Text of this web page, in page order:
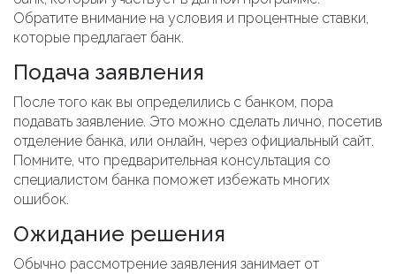
Обратите внимание на условия и процентные ставки,
которые предлагает банк.
Подача заявления
После того как вы определились с банком, пора
подавать заявление. Это можно сделать лично, посетив
отделение банка, или онлайн, через официальный сайт.
Помните, что предварительная консультация со
специалистом банка поможет избежать многих
ошибок.
Ожидание решения
Обычно рассмотрение заявления занимает от